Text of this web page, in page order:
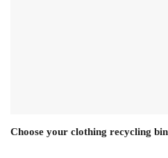
Choose your clothing recycling